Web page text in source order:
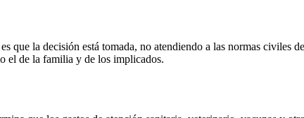
que la decisión está tomada, no atendiendo a las normas civiles
el de la familia y de los implicados.